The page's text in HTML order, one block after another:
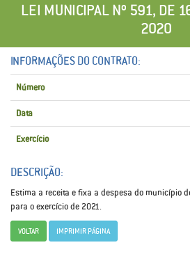
LEI MUNICIPAL Nº 591, DE
2020
INFORMAÇÕES DO CONTRATO:
Número
Data
Exercício
DESCRIÇÃO:
Estima a receita e fixa a despesa do município
para o exercício de 2021.
VOLTAR IMPRIMIR PÁGINA